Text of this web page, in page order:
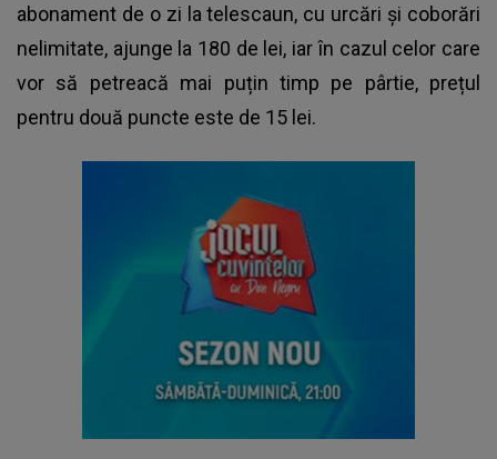
abonament de o zi la telescaun, cu urcări și coborări
nelimitate, ajunge la 180 de lei, iar în cazul celor care
vor să petreacă mai puțin timp pe pârtie, prețul
pentru două puncte este de 15 lei.